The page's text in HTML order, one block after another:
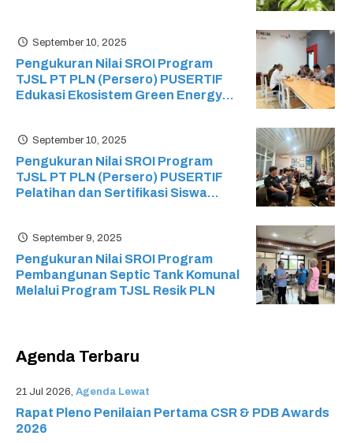
September 10, 2025
Pengukuran Nilai SROI Program
TJSL PT PLN (Persero) PUSERTIF
Edukasi Ekosistem Green Energy
September 10, 2025
Pengukuran Nilai SROI Program
TJSL PT PLN (Persero) PUSERTIF
Pelatihan dan Sertifikasi Siswa
Media
September 9, 2025
Pengukuran Nilai SROI Program
Pembangunan Septic Tank Komunal
Melalui Program TJSL Resik PLN
Agenda Terbaru
21 Jul 2026, Agenda Lewat
Rapat Pleno Penilaian Pertama CSR & PDB Awards
2026